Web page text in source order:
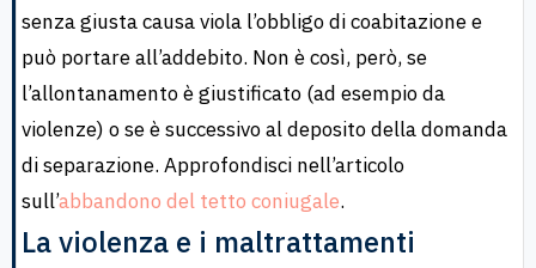
senza giusta causa viola l’obbligo di coabitazione e
può portare all’addebito. Non è così, però, se
l’allontanamento è giustificato (ad esempio da
violenze) o se è successivo al deposito della domanda
di separazione. Approfondisci nell’articolo
sull’abbandono del tetto coniugale.
La violenza e i maltrattamenti